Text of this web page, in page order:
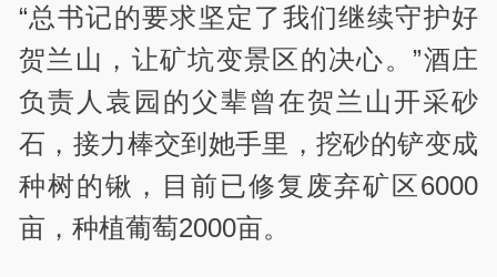
“总书记的要求坚定了我们继续守护好
贺兰山，让矿坑变景区的决心。”酒庄
负责人袁园的父辈曾在贺兰山开采砂
石，接力棒交到她手里，挖砂的铲变成
种树的锹，目前已修复废弃矿区6000
亩，种植葡萄2000亩。